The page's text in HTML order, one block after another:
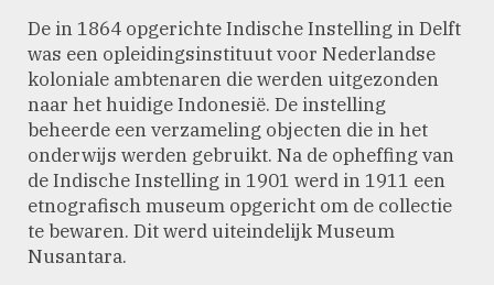
De in 1864 opgerichte Indische Instelling in Delft
was een opleidingsinstituut voor Nederlandse
koloniale ambtenaren die werden uitgezonden
naar het huidige Indonesië. De instelling
beheerde een verzameling objecten die in het
onderwijs werden gebruikt. Na de opheffing van
de Indische Instelling in 1901 werd in 1911 een
etnografisch museum opgericht om de collectie
te bewaren. Dit werd uiteindelijk Museum
Nusantara.